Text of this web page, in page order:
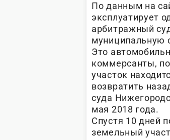
По данным на
эксплуатирует
арбитражный
муниципальную
Это
коммерсанты,
участок
возвратить
суда
мая 2018 года.
Спустя 10 дней
земельный